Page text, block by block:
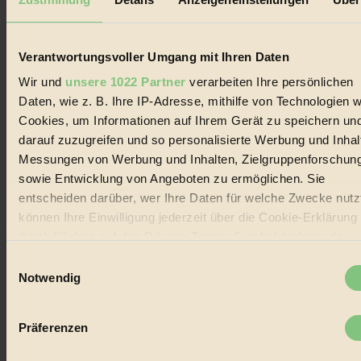
Verantwortungsvoller Umgang mit Ihren Daten
Wir und unsere 1022 Partner verarbeiten Ihre persönlichen
Daten, wie z. B. Ihre IP-Adresse, mithilfe von Technologien
Cookies, um Informationen auf Ihrem Gerät zu speichern
darauf zuzugreifen und so personalisierte Werbung und
Messungen von Werbung und Inhalten,
sowie Entwicklung von Angeboten zu ermöglichen. Sie
entscheiden darüber, wer Ihre Daten für welche Zwecke
können Ihre Einwilligung jederzeit über die Cookie-Erklärung
Informationen über Ihre geografische Lage erfassen,
welche bis auf einige Meter genau sein können
Notwendig
Präferenzen
Erhalte in regelmäßigen Abständen die aktuellsten Artikel,
Gewinnspiele & Ausgaben übersichtlich aufbereitet vom
BIORAMA-Magazin per E-Mail.
Jetzt eintragen:
Impressum & Disclaimer
Biorama steht für einen nachhaltigen Lebensstil und bewussten